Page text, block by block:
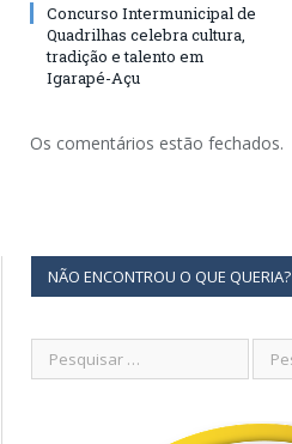
Concurso Intermunicipal de
Quadrilhas celebra cultura,
tradição e talento em
Igarapé-Açu
Os comentários estão fechados.
NÃO ENCONTROU O QUE QUERIA?